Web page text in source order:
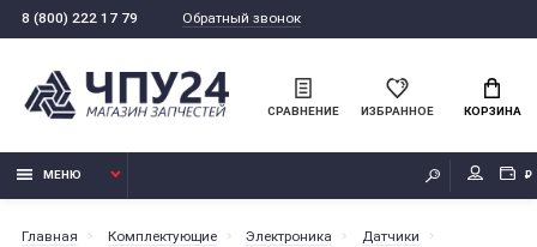
8 (800) 222 17 79 Обратный звонок
СРАВНЕНИЕ ИЗБРАННОЕ КОРЗИНА
МЕНЮ ₽
Главная Комплектующие Электроника
Датчики